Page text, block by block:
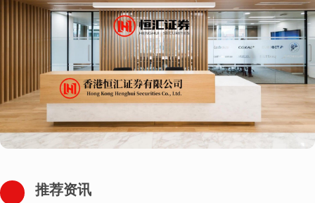
推荐资讯